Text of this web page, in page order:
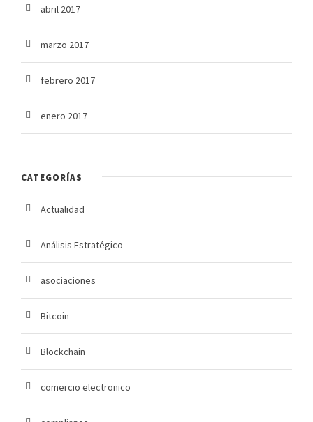
abril 2017
marzo 2017
febrero 2017
enero 2017
CATEGORÍAS
Actualidad
Análisis Estratégico
asociaciones
Bitcoin
Blockchain
comercio electronico